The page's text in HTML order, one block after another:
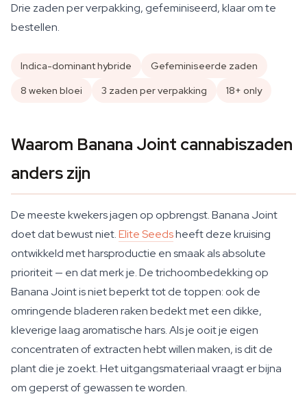
Drie zaden per verpakking, gefeminiseerd, klaar om te
bestellen.
Indica-dominant hybride
Gefeminiseerde zaden
8 weken bloei
3 zaden per verpakking 18+ only
Waarom Banana Joint cannabiszaden
anders zijn
De meeste kwekers jagen op opbrengst. Banana Joint
doet dat bewust niet.Elite Seedsheeft deze kruising
ontwikkeld met harsproductie en smaak als absolute
prioriteit — en dat merk je. De trichoombedekking op
Banana Joint is niet beperkt tot de toppen: ook de
omringende bladeren raken bedekt met een dikke,
kleverige laag aromatische hars. Als je ooit je eigen
concentraten of extracten hebt willen maken, is dit de
plant die je zoekt. Het uitgangsmateriaal vraagt er bijna
om geperst of gewassen te worden.